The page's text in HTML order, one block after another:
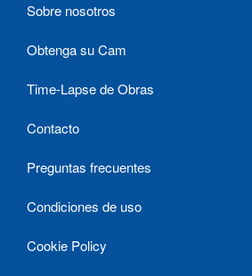
Sobre nosotros
Obtenga su Cam
Time-Lapse de Obras
Contacto
Preguntas frecuentes
Condiciones de uso
Cookie Policy